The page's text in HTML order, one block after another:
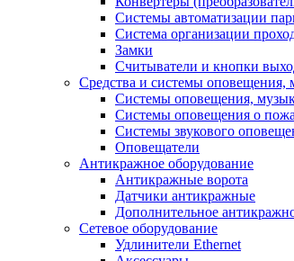
Системы автоматизации
Система организации
Замки
Считыватели и кнопки
Средства и системы оповещения,
Системы оповещения,
Системы оповещения о
Системы звукового
Оповещатели
Антикражное оборудование
Антикражные ворота
Датчики антикражные
Дополнительное
Сетевое оборудование
Удлинители Ethernet